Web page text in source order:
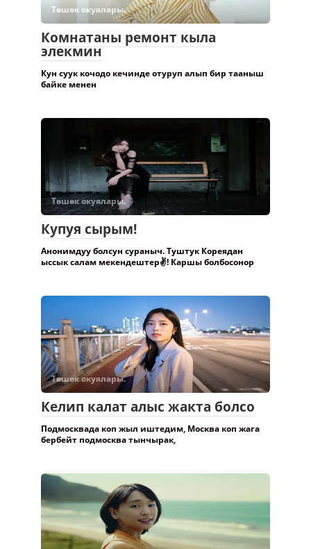
Төшөк окуялары.
Комнатаны ремонт кыла
элекмин
Кун суук кочодо кечинде отуруп алып бир тааныш
байке менен
Төшөк окуялары.
Купуя сырым!
Анонимдуу болсун сураныч. Туштук Кореядан
ыссык салам мекендештер✌️! Каршы болбосонор
Төшөк окуялары.
Келип калат алыс жакта болсо
Подмосквада коп жыл иштедим, Москва коп жага
бербейт подмосква тынчырак,